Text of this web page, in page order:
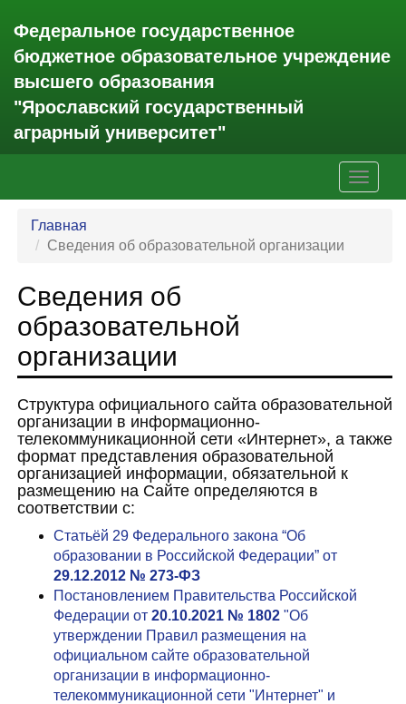
Федеральное государственное
бюджетное образовательное учреждение
высшего образования
"Ярославский государственный
аграрный университет"
Главная
Сведения об образовательной организации
Сведения об
образовательной
организации
Структура официального сайта образовательной
организации в информационно-
телекоммуникационной сети «Интернет», а также
формат представления образовательной
организацией информации, обязательной к
размещению на Сайте определяются в
соответствии с:
Статьёй 29 Федерального закона “Об
образовании в Российской Федерации” от
29.12.2012 № 273-ФЗ
Постановлением Правительства Российской
Федерации от 20.10.2021 № 1802 "Об
утверждении Правил размещения на
официальном сайте образовательной
организации в информационно-
телекоммуникационной сети "Интернет" и